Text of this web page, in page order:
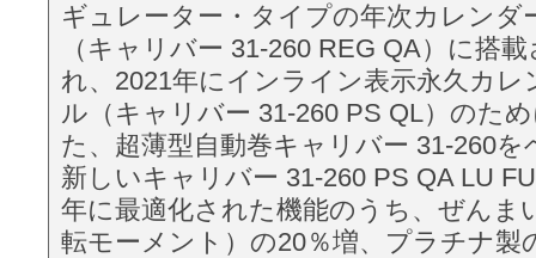
ギュレーター・タイプの年次カレンダ
（キャリバー 31-260 REG QA）に搭
れ、2021年にインライン表示永久カレ
ル（キャリバー 31-260 PS QL）のた
た、超薄型自動巻キャリバー 31-260
新しいキャリバー 31-260 PS QA LU
年に最適化された機能のうち、ぜんま
転モーメント）の20％増、プラチナ製